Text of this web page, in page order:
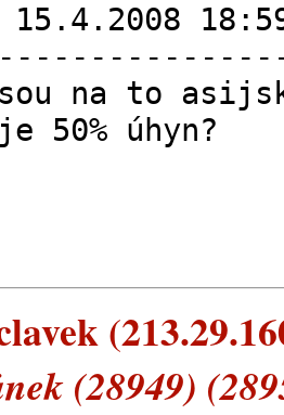
15.4.2008
na to
50% úhyn?
(28949)